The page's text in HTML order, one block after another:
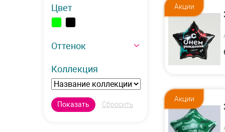
Цвет
Оттенок
Коллекция
Акции
Акции